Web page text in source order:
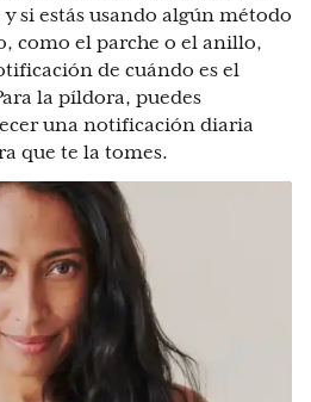
si estás usando algún método
como el parche o el anillo,
de cuándo es el
la píldora, puedes
una notificación diaria
que te la tomes.